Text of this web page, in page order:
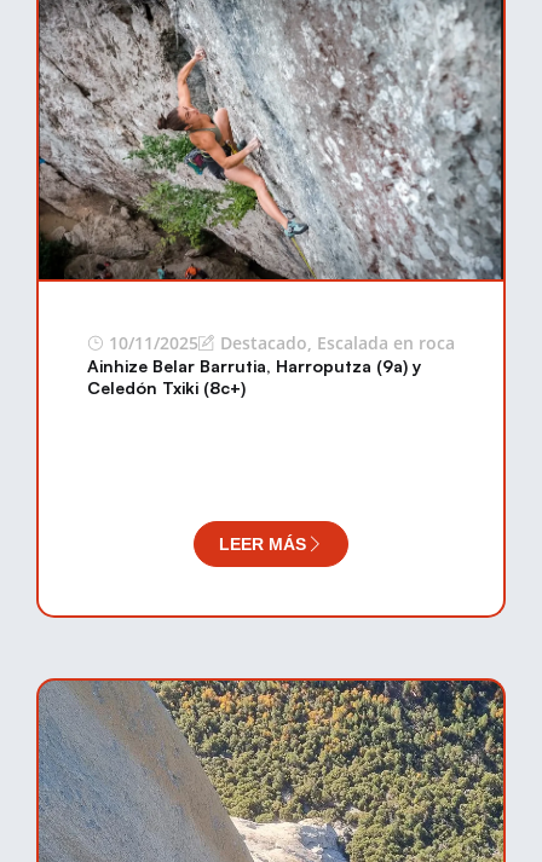
10/11/2025 Destacado, Escalada en roca
Ainhize Belar Barrutia, Harroputza (9a) y
Celedón Txiki (8c+)
LEER MÁS